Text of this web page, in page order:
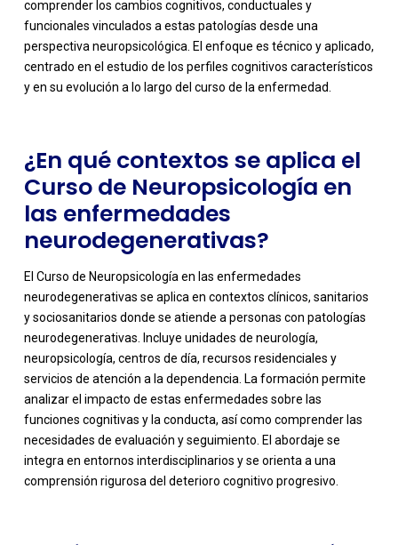
comprender los cambios cognitivos, conductuales y
funcionales vinculados a estas patologías desde una
perspectiva neuropsicológica. El enfoque es técnico y aplicado,
centrado en el estudio de los perfiles cognitivos característicos
y en su evolución a lo largo del curso de la enfermedad.
-
¿En qué contextos se aplica el
Curso de Neuropsicología en
las enfermedades
neurodegenerativas?
El Curso de Neuropsicología en las enfermedades
neurodegenerativas se aplica en contextos clínicos, sanitarios
y sociosanitarios donde se atiende a personas con patologías
neurodegenerativas. Incluye unidades de neurología,
neuropsicología, centros de día, recursos residenciales y
servicios de atención a la dependencia. La formación permite
analizar el impacto de estas enfermedades sobre las
funciones cognitivas y la conducta, así como comprender las
necesidades de evaluación y seguimiento. El abordaje se
integra en entornos interdisciplinarios y se orienta a una
comprensión rigurosa del deterioro cognitivo progresivo.
-